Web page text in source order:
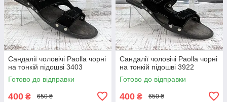
Сандалії чоловічі Paolla чорні
на тонкій підошві 3403
Готово до відправки
400 ₴ 650 ₴
Сандалії чоловічі Paolla чорні
на тонкій підошві 3922
Готово до відправки
400 ₴ 650 ₴